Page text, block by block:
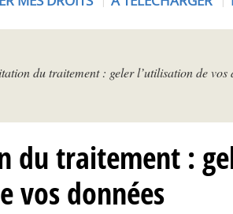
du traitement : geler l’utilisation de vos
du traitement :
vos données